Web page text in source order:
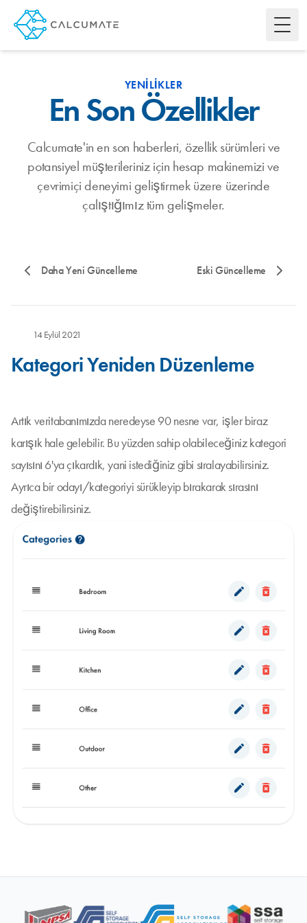
YENILIKLER
En Son Özellikler
Calcumate'in en son haberleri, özellik sürümleri ve
potansiyel müşterileriniz için hesap makinemizi ve
çevrimiçi deneyimi geliştirmek üzere üzerinde
çalıştığımız tüm gelişmeler.
Daha Yeni Güncelleme Eski Güncelleme
14 Eylül 2021
Kategori Yeniden Düzenleme
Artık veritabanımızda neredeyse 90 nesne var, işler biraz
karışık hale gelebilir. Bu yüzden sahip olabileceğiniz kategori
sayısını 6'ya çıkardık, yani istediğiniz gibi sıralayabilirsiniz.
Ayrıca bir odayı/kategoriyi sürükleyip bırakarak sırasını
değiştirebilirsiniz.